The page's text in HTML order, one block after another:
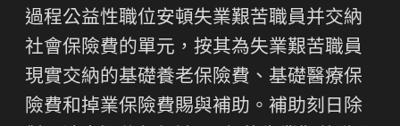
過程公益性職位安頓失業艱苦職員并交納
社會保險費的單元，按其為失業艱苦職員
現實交納的基礎養老保險費、基礎醫療保
險費和掉業保險費賜與補助。補助刻日除